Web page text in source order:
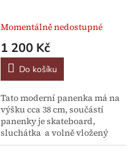
Momentálně nedostupné
1 200 Kč
Do košíku
Tato moderní panenka má na
výšku cca 38 cm, součástí
panenky je skateboard,
sluchátka a volně vložený
medvídek v kapse u kalhot